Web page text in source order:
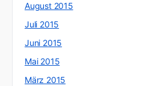
August 2015
Juli 2015
Juni 2015
Mai 2015
März 2015